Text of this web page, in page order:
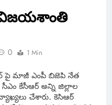
విజయశాంతి
0 1 Min
పై మాజీ ఎంపీ బిజెపి నేత
కేసీఆర్ అన్ని జిల్లాల
చేశారు. కెసిఆర్